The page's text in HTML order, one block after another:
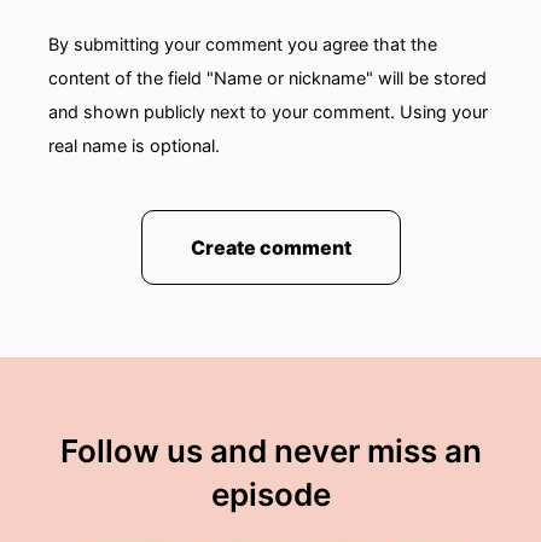
By submitting your comment you agree that the
content of the field "Name or nickname" will be stored
and shown publicly next to your comment. Using your
real name is optional.
Create comment
Follow us and never miss an
episode